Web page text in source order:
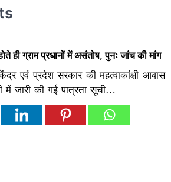
ही ग्राम प्रधानों में असंतोष, पुनः जांच की मांग
एवं प्रदेश सरकार की महत्वाकांक्षी आवास
में जारी की गई पात्रता सूची…